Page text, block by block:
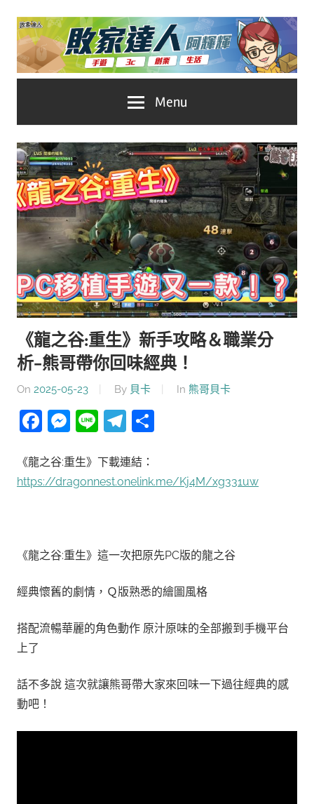
Skip
content
家
達
人
推
薦
No.1
遊
戲
科
技
自
媒
Menu
《龍之谷:重生》新手攻略＆職業分
析-熊哥帶你回味經典！
On 2025-05-23 By 貝卡 In 熊哥貝卡
Facebook
Messenger
LineTelegram
《龍之谷:重生》下載連結：
https://dragonnest.onelink.me/Kj4M/xg331uw
《龍之谷:重生》這一次把原先PC版的龍之谷
經典懷舊的劇情，Ｑ版熟悉的繪圖風格
搭配流暢華麗的角色動作 原汁原味的全部搬到手機平台
上了
話不多說 這次就讓熊哥帶大家來回味一下過往經典的感
動吧！